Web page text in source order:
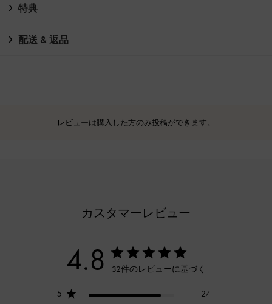
特典
配送 & 返品
レビューは購入した方のみ投稿ができます。
カスタマーレビュー
4.8 32件のレビューに基づく
5
27